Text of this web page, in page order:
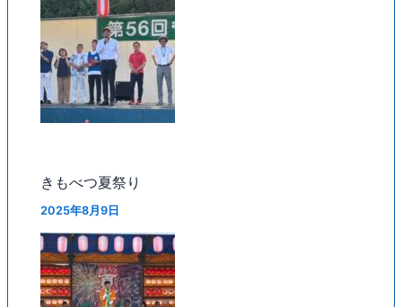
きもべつ夏祭り
2025年8月9日